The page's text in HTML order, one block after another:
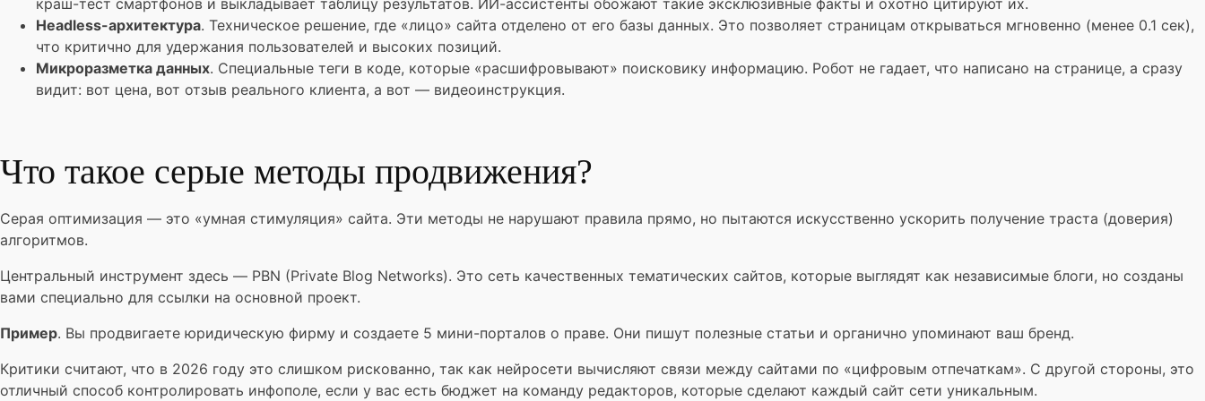
краш-тест смартфонов и выкладывает таблицу результатов. ИИ-ассистенты обожают такие эксклюзивные факты и охотно цитируют их.
Headless-архитектура. Техническое решение, где «лицо» сайта отделено от его базы данных. Это позволяет страницам открываться мгновенно (менее 0.1 сек),
что критично для удержания пользователей и высоких позиций.
Микроразметка данных. Специальные теги в коде, которые «расшифровывают» поисковику информацию. Робот не гадает, что написано на странице, а сразу
видит: вот цена, вот отзыв реального клиента, а вот — видеоинструкция.
Что такое серые методы продвижения?
Серая оптимизация — это «умная стимуляция» сайта. Эти методы не нарушают правила прямо, но пытаются искусственно ускорить получение траста (доверия)
алгоритмов.
Центральный инструмент здесь — PBN (Private Blog Networks). Это сеть качественных тематических сайтов, которые выглядят как независимые блоги, но созданы
вами специально для ссылки на основной проект.
Пример. Вы продвигаете юридическую фирму и создаете 5 мини-порталов о праве. Они пишут полезные статьи и органично упоминают ваш бренд.
Критики считают, что в 2026 году это слишком рискованно, так как нейросети вычисляют связи между сайтами по «цифровым отпечаткам». С другой стороны, это
отличный способ контролировать инфополе, если у вас есть бюджет на команду редакторов, которые сделают каждый сайт сети уникальным.